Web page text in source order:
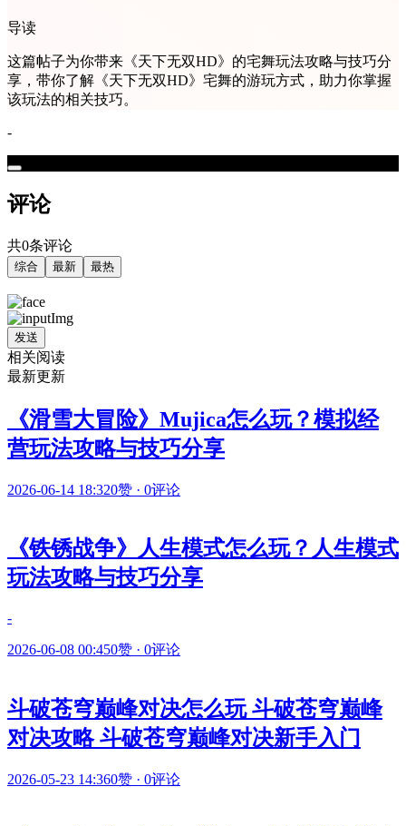
导读
这篇帖子为你带来《天下无双HD》的宅舞玩法攻略与技巧分
享，带你了解《天下无双HD》宅舞的游玩方式，助力你掌握
该玩法的相关技巧。
-
评论
共0条评论
综合 最新 最热
发送
相关阅读
最新更新
《滑雪大冒险》Mujica怎么玩？模拟经
营玩法攻略与技巧分享
2026-06-14 18:320赞 · 0评论
《铁锈战争》人生模式怎么玩？人生模式
玩法攻略与技巧分享
-
2026-06-08 00:450赞 · 0评论
斗破苍穹巅峰对决怎么玩 斗破苍穹巅峰
对决攻略 斗破苍穹巅峰对决新手入门
2026-05-23 14:360赞 · 0评论